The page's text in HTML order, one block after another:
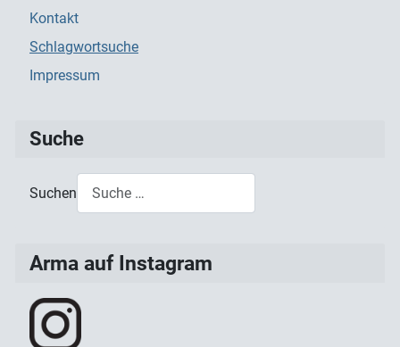
Kontakt
Schlagwortsuche
Impressum
Suche
Suchen
Arma auf Instagram